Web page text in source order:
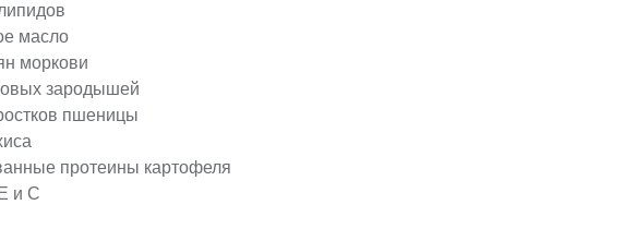
масло
моркови
зародышей
пшеницы
протеины картофеля
и С